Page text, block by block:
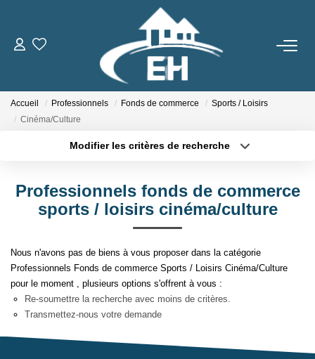
ACHETER
Nos Biens
NOTRE AGENCE
Qui Sommes-Nous
Notre Équipe
Nos Actualités
Accueil Professionnels Fonds de commerce
Sports / Loisirs
Cinéma/Culture
Modifier les critères de recherche
Sélectionnez...
Type de bien
Surface min
Créer une alerte
Professionnels fonds de commerce
sports / loisirs cinéma/culture
Nous n'avons pas de biens à vous proposer dans la catégorie
Professionnels Fonds de commerce Sports / Loisirs Cinéma/Culture
pour le moment , plusieurs options s'offrent à vous :
Re-soumettre la recherche avec moins de critères.
Transmettez-nous votre demande